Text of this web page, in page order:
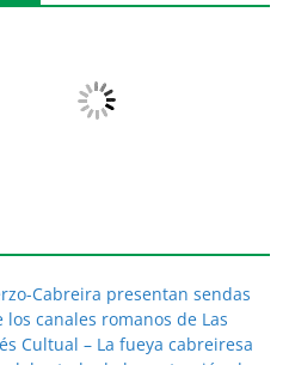
Cabreira presentan sendas
canales romanos de Las
Cultual – La fueya cabreiresa